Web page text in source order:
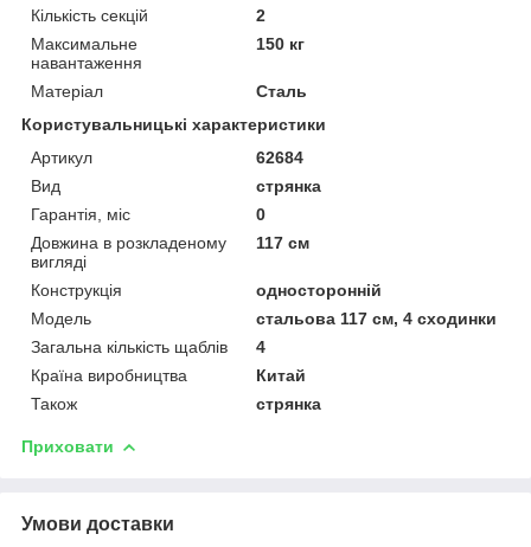
Кількість секцій
2
Максимальне
навантаження
150 кг
Матеріал
Сталь
Користувальницькі характеристики
Артикул
62684
Вид
стрянка
Гарантія, міс
0
Довжина в розкладеному
вигляді
117 см
Конструкція
односторонній
Мoдель
стальова 117 см, 4 сходинки
Загальна кількість щаблів
4
Країна виробництва
Китай
Також
стрянка
Приховати
Умови доставки